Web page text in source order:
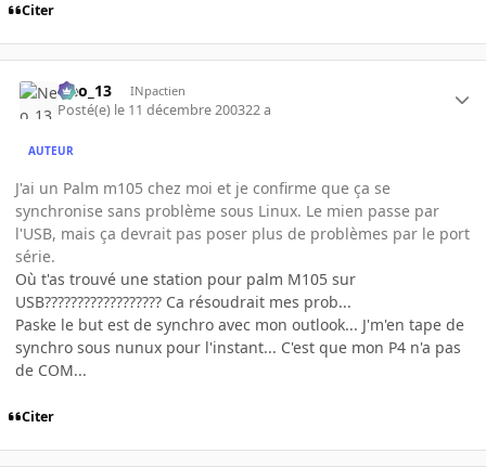
Citer
Neo_13 INpactien
Posté(e) le 11 décembre 200322 a
AUTEUR
J'ai un Palm m105 chez moi et je confirme que ça se
synchronise sans problème sous Linux. Le mien passe par
l'USB, mais ça devrait pas poser plus de problèmes par le port
série.
Où t'as trouvé une station pour palm M105 sur
USB?????????????????? Ca résoudrait mes prob...
Paske le but est de synchro avec mon outlook... J'm'en tape de
synchro sous nunux pour l'instant... C'est que mon P4 n'a pas
de COM...
Citer